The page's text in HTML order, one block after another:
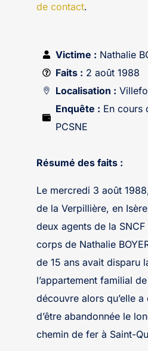
de contact.
Victime : Nathalie
Faits : 2 août 1988
Localisation :
Enquête : En cours
PCSNE
Résumé des faits :
Le mercredi 3 août
de la Verpillière, en
deux agents de la
corps de Nathalie
de 15 ans avait disparu
l’appartement familial
découvre alors qu’elle
d’être abandonnée le
chemin de fer à Saint-